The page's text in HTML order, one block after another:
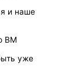
и наше
ВМ
уже